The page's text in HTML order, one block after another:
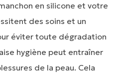
en silicone et votre
des soins et un
éviter toute dégradation
hygiène peut entraîner
de la peau. Cela